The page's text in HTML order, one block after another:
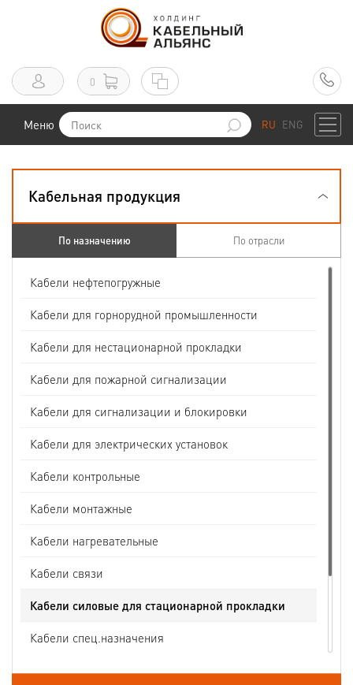
0
Меню RU ENG
Кабельная продукция
По назначению По отрасли
Кабели нефтепогружные
Кабели для горнорудной промышленности
Кабели для нестационарной прокладки
Кабели для пожарной сигнализации
Кабели для сигнализации и блокировки
Кабели для электрических установок
Кабели контрольные
Кабели монтажные
Кабели нагревательные
Кабели связи
Кабели силовые для стационарной прокладки
Кабели спец.назначения
Кабели судовые